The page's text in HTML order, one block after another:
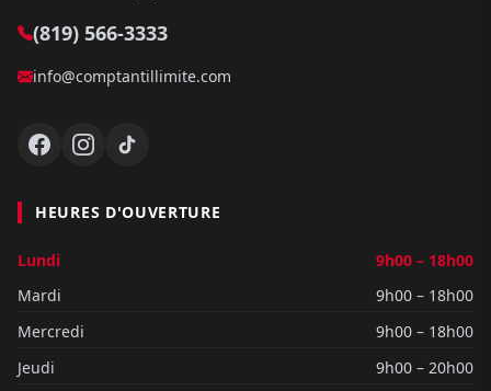
(819) 566-3333
info@comptantillimite.com
HEURES D'OUVERTURE
Lundi
9h00 – 18h00
Mardi
9h00 – 18h00
Mercredi
9h00 – 18h00
Jeudi
9h00 – 20h00